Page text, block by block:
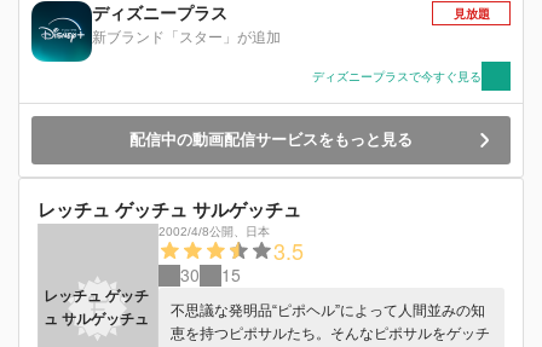
ディズニープラス
新ブランド「スター」が追加
見放題
ディズニープラスで今すぐ見る
配信中の動画配信サービスをもっと見る
レッチュ ゲッチュ サルゲッチュ
レッチュ ゲッチ
ュ サルゲッチュ
2002/4/8公開 日本
3.5
30 15
不思議な発明品“ピポヘル”によって人間並みの知
恵を持つピポサルたち。そんなピポサルをゲッチ